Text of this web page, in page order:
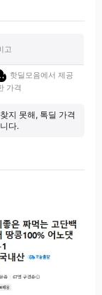
고
핫딜모음에서 제공
가격
지 못해, 톡딜 가격
다.